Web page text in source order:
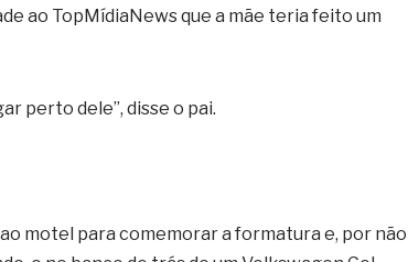
ao TopMídiaNews que a mãe teria feito um
perto dele”, disse o pai.
motel para comemorar a formatura e, por não